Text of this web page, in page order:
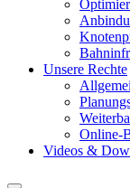
Unsere Rechte
Online-
Videos &